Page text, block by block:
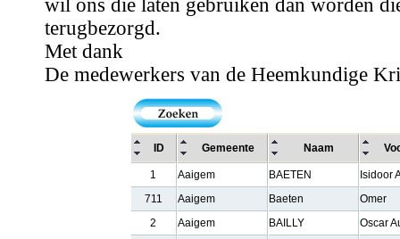
wil ons die laten gebruiken dan worden
terugbezorgd.
Met dank
De medewerkers van de Heemkundige
ID Gemeente Naam
1 Aaigem BAETEN Isidoor
711 Aaigem Baeten Omer
2 Aaigem BAILLY Oscar